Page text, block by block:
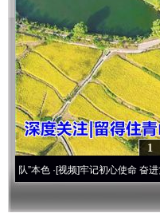
1
·[视频]牢记初心使命 奋进复兴征